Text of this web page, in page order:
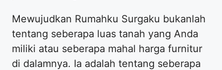
Mewujudkan Rumahku Surgaku bukanlah
tentang seberapa luas tanah yang Anda
miliki atau seberapa mahal harga furnitur
di dalamnya. Ia adalah tentang seberapa